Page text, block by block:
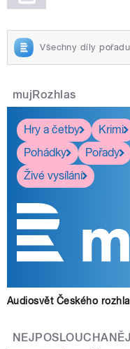
Všechny díly
mujRozhlas
Hry a četby
Krimi
Pohádky
Pořady
Živé vysílání
Audiosvět Českého